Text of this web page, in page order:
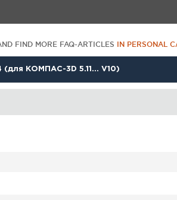
FIND MORE FAQ-ARTICLES IN PERSONAL
(для КОМПАС-3D 5.11... V10)